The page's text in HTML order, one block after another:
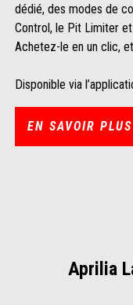
dédié, des modes de
Control, le Pit Limiter
Achetez-le en un clic,
Disponible via
EN SAVOIR PLUS
Aprilia